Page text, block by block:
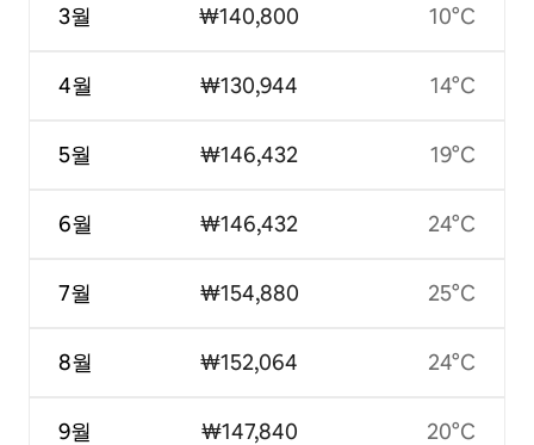
3월
4월
5월
6월
7월
8월
9월
₩140,800
₩130,944
₩146,432
₩146,432
₩154,880
₩152,064
₩147,840
10°C
14°C
19°C
24°C
25°C
24°C
20°C